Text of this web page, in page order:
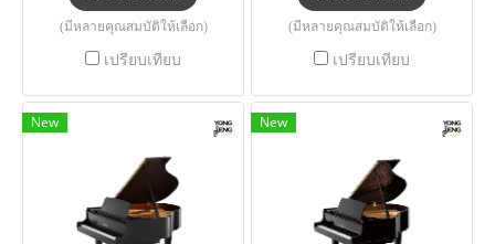
(มีหลายคุณสมบัติให้เลือก)
เปรียบเทียบ
(มีหลายคุณสมบัติให้เลือก)
เปรียบเทียบ
New New